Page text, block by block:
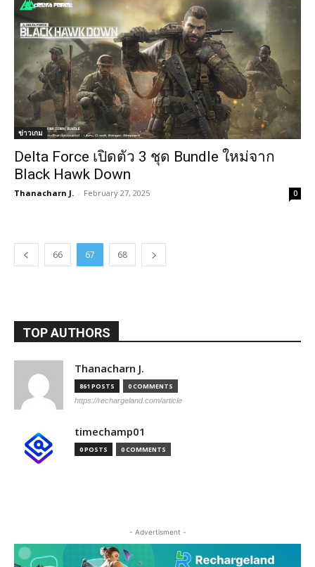
ข่าวเกม
Delta Force เปิดตัว 3 ชุด Bundle ใหม่จาก
Black Hawk Down
Thanacharn J. - February 27, 2025 0
66 67 68
TOP AUTHORS
Thanacharn J.
861 POSTS 0 COMMENTS
https://rechargeland.com/article
timechamp01
0 POSTS 0 COMMENTS
- Advertisment -